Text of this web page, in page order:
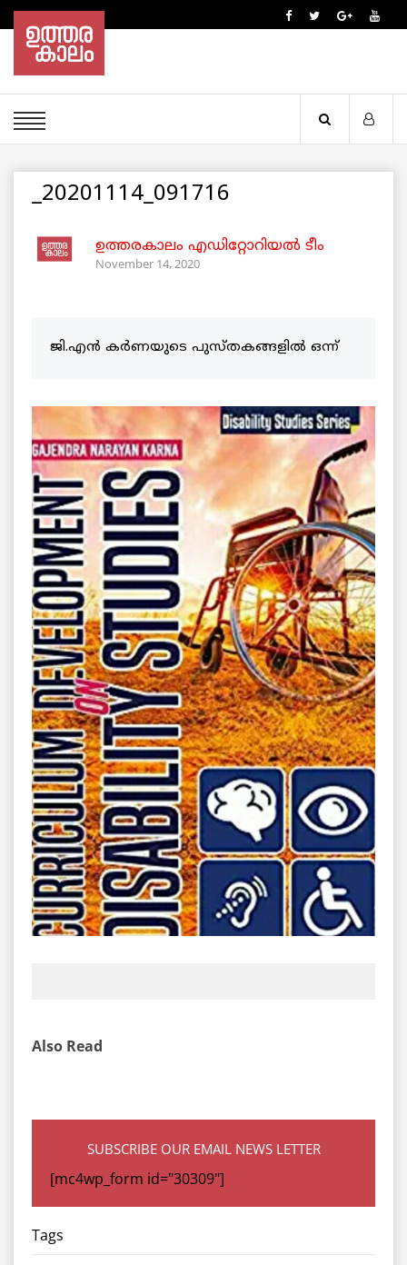
_20201114_091716
ഉത്തരകാലം എഡിറ്റോറിയല്‍ ടീം
November 14, 2020
ജി.എൻ കർണയുടെ പുസ്തകങ്ങളിൽ ഒന്ന്
Also Read
SUBSCRIBE OUR EMAIL NEWS LETTER
[mc4wp_form id="30309"]
Tags